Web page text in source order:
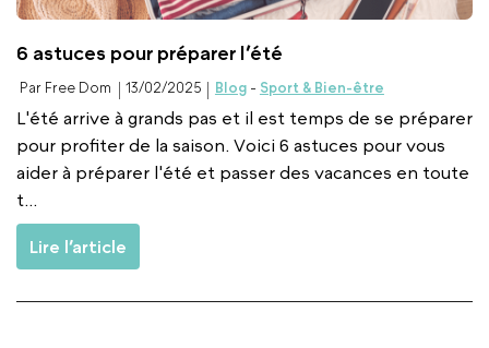
6 astuces pour préparer l’été
Par Free Dom 13/02/2025 Blog- Sport & Bien-être
L'été arrive à grands pas et il est temps de se préparer
pour profiter de la saison. Voici 6 astuces pour vous
aider à préparer l'été et passer des vacances en toute
t...
Lire l’article